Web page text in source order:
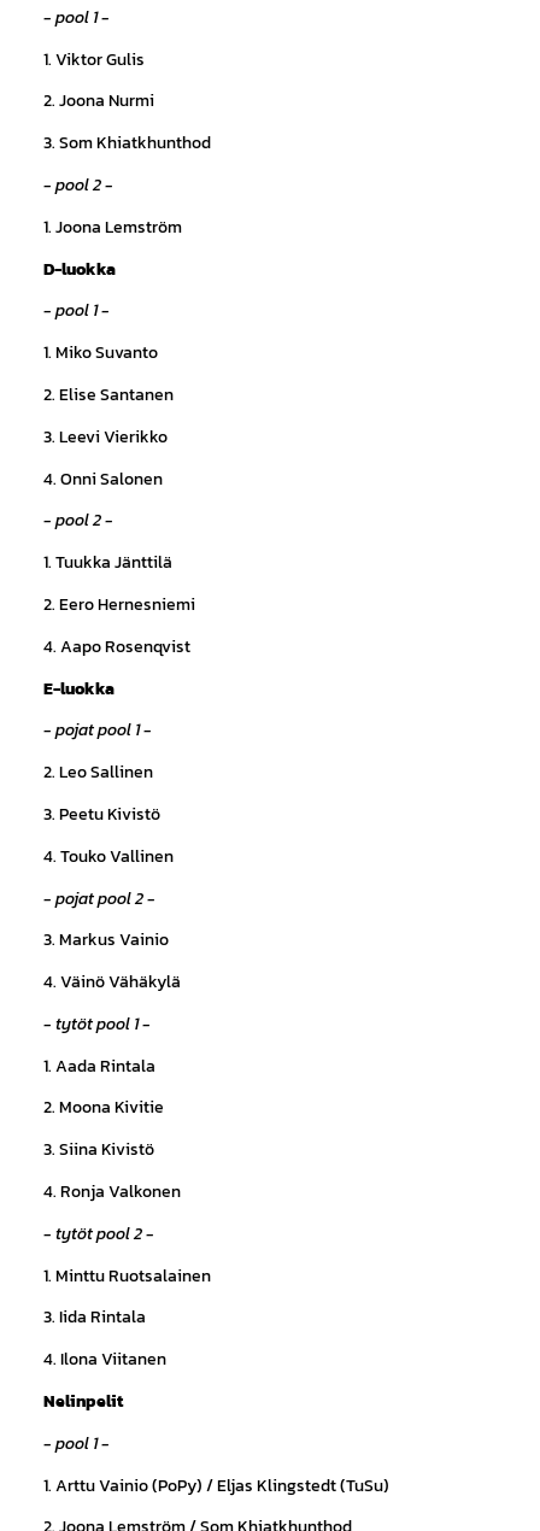
- pool 1 -
1. Viktor Gulis
2. Joona Nurmi
3. Som Khiatkhunthod
- pool 2 -
1. Joona Lemström
D-luokka
- pool 1 -
1. Miko Suvanto
2. Elise Santanen
3. Leevi Vierikko
4. Onni Salonen
- pool 2 -
1. Tuukka Jänttilä
2. Eero Hernesniemi
4. Aapo Rosenqvist
E-luokka
- pojat pool 1 -
2. Leo Sallinen
3. Peetu Kivistö
4. Touko Vallinen
- pojat pool 2 -
3. Markus Vainio
4. Väinö Vähäkylä
- tytöt pool 1 -
1. Aada Rintala
2. Moona Kivitie
3. Siina Kivistö
4. Ronja Valkonen
- tytöt pool 2 -
1. Minttu Ruotsalainen
3. Iida Rintala
4. Ilona Viitanen
Nelinpelit
- pool 1 -
1. Arttu Vainio (PoPy) / Eljas Klingstedt (TuSu)